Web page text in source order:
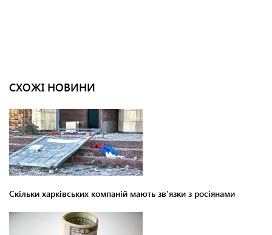
СХОЖІ НОВИНИ
Скільки харківських компаній мають зв'язки з росіянами